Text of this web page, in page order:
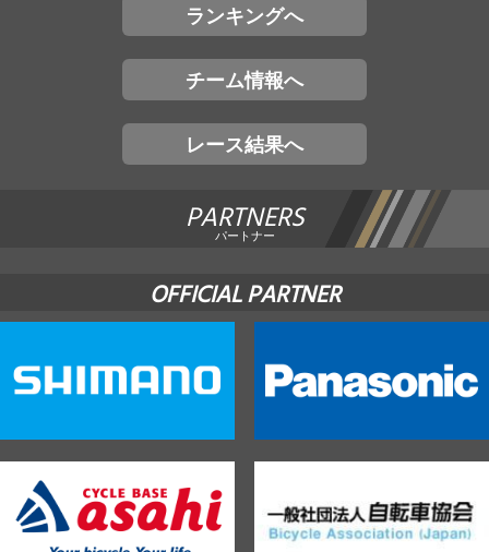
ランキングへ
チーム情報へ
レース結果へ
PARTNERS
パートナー
OFFICIAL PARTNER